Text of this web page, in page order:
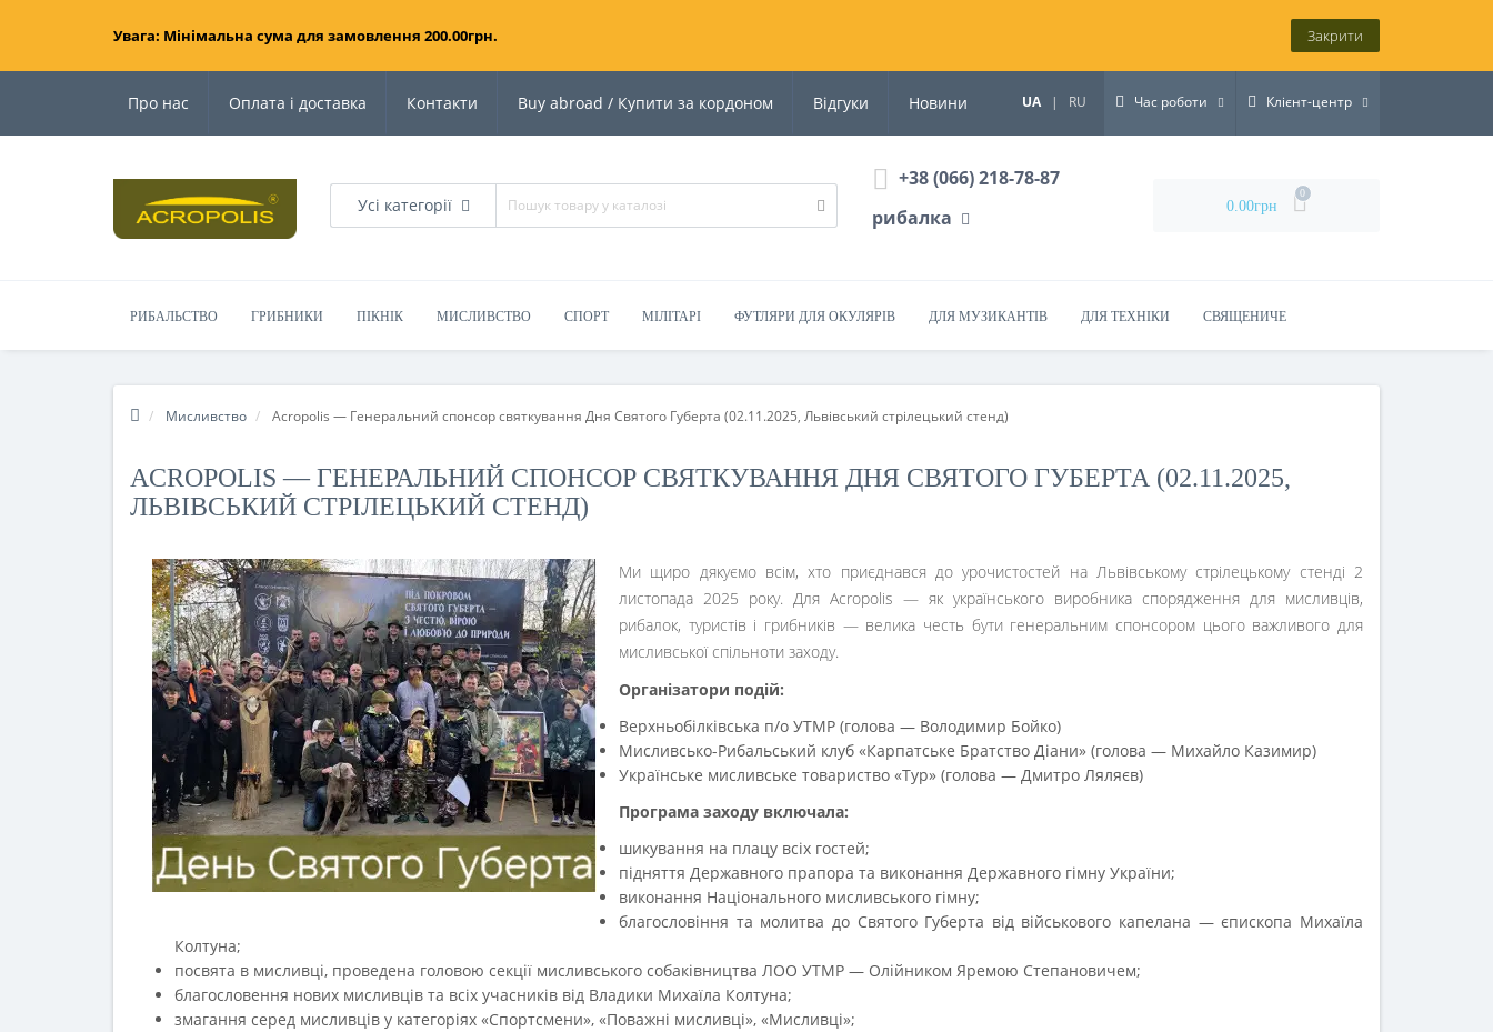
Увага: Мінімальна сума для замовлення 200.00грн. Закрити
Про нас Оплата і доставка Контакти Buy abroad / Купити за кордоном Відгуки Новини UA | RU Час роботи Клієнт-центр
Усі категорії
+38 (066) 218-78-87
рибалка
0.00грн
0
РИБАЛЬСТВО ГРИБНИКИ ПІКНІК МИСЛИВСТВО СПОРТ МІЛІТАРІ ФУТЛЯРИ ДЛЯ ОКУЛЯРІВ ДЛЯ МУЗИКАНТІВ ДЛЯ ТЕХНІКИ СВЯЩЕНИЧЕ
Мисливство Acropolis — Генеральний спонсор святкування Дня Святого Губерта (02.11.2025, Львівський стрілецький стенд)
ACROPOLIS — ГЕНЕРАЛЬНИЙ СПОНСОР СВЯТКУВАННЯ ДНЯ СВЯТОГО ГУБЕРТА (02.11.2025,
ЛЬВІВСЬКИЙ СТРІЛЕЦЬКИЙ СТЕНД)
Ми щиро дякуємо всім, хто приєднався до урочистостей на Львівському стрілецькому стенді 2
листопада 2025 року. Для Acropolis — як українського виробника спорядження для мисливців,
рибалок, туристів і грибників — велика честь бути генеральним спонсором цього важливого для
мисливської спільноти заходу.
Організатори подій:
Верхньобілківська п/о УТМР (голова — Володимир Бойко)
Мисливсько-Рибальський клуб «Карпатське Братство Діани» (голова — Михайло Казимир)
Українське мисливське товариство «Тур» (голова — Дмитро Ляляєв)
Програма заходу включала:
шикування на плацу всіх гостей;
підняття Державного прапора та виконання Державного гімну України;
виконання Національного мисливського гімну;
благословіння та молитва до Святого Губерта від військового капелана — єпископа Михаїла
Колтуна;
посвята в мисливці, проведена головою секції мисливського собаківництва ЛОО УТМР — Олійником Яремою Степановичем;
благословення нових мисливців та всіх учасників від Владики Михаїла Колтуна;
змагання серед мисливців у категоріях «Спортсмени», «Поважні мисливці», «Мисливці»;